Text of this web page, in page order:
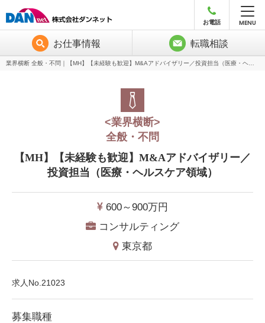
MENU
お仕事情報 転職相談
お電話
<業界横断>
全般・不問
【MH】【未経験も歓迎】M&Aアドバイザリー／
投資担当（医療・ヘルスケア領域）
600～900万円
コンサルティング
東京都
求人No.21023
募集職種